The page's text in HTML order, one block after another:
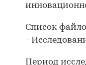
Список
-
Период